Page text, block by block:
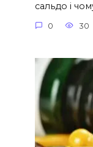
сальдо і
0 30